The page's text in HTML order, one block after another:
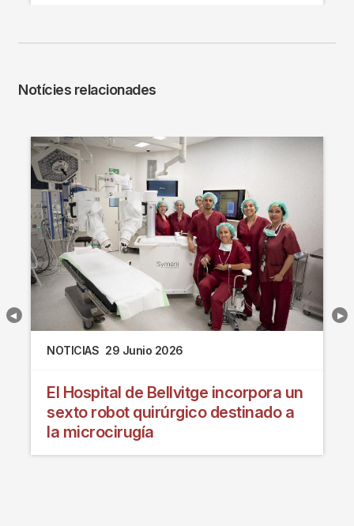
Notícies relacionades
NOTICIAS 29 Junio 2026
El Hospital de Bellvitge incorpora un
sexto robot quirúrgico destinado a
la microcirugía